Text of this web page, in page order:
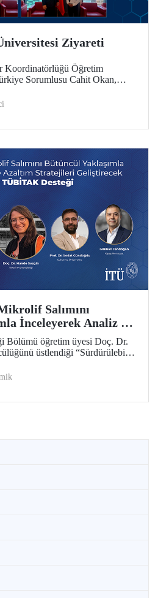
Ziyareti
Koordinatörlüğü Öğretim
Sorumlusu Cahit Okan,
dünyanın önde gelen
Salımını
İnceleyerek Analiz ve
Geliştirecek Projeye
Bölümü öğretim üyesi Doç. Dr.
üstlendiği “Sürdürülebilir
Salımı: Aşınma, UV Maruziyeti